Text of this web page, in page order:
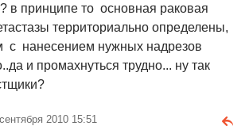
в принципе то основная раковая
территориально определены,
с нанесением нужных надрезов
и промахнуться трудно... ну так
2010 15:51